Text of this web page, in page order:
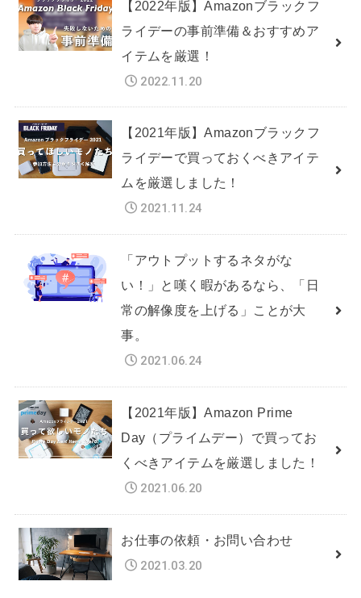
【2022年版】Amazonブラックフ
ライデーの事前準備＆おすすめア
イテムを厳選！
2022.11.20
【2021年版】Amazonブラックフ
ライデーで買っておくべきアイテ
ムを厳選しました！
2021.11.24
「アウトプットするネタがな
い！」と嘆く暇があるなら、「日
常の解像度を上げる」ことが大
事。
2021.06.24
【2021年版】Amazon Prime
Day（プライムデー）で買ってお
くべきアイテムを厳選しました！
2021.06.20
お仕事の依頼・お問い合わせ
2021.03.20